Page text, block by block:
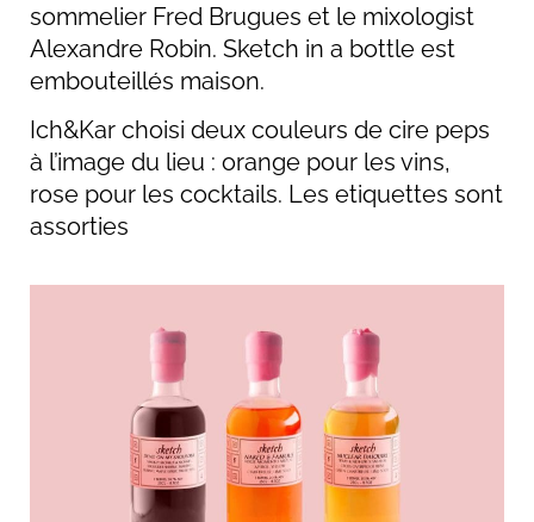
sommelier Fred Brugues et le mixologist
Alexandre Robin. Sketch in a bottle est
embouteillés maison.
Ich&Kar choisi deux couleurs de cire peps
à l’image du lieu : orange pour les vins,
rose pour les cocktails. Les etiquettes sont
assorties